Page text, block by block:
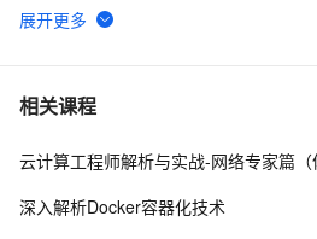
6
深入解析消息认证码（MAC）算法：
7 vim命令入门解析
8 【C++调试】深入探索C++调试：从
相关课程
云计算工程师解析与实战-网络专家篇（
深入解析Docker容器化技术